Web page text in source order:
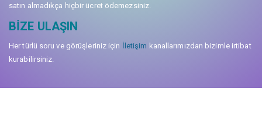
satın almadıkça hiçbir ücret ödemezsiniz.
BIZE ULAŞIN
Her türlü soru ve görüşleriniz için İletişim kanallarımızdan bizimle irtibat
kurabilirsiniz.